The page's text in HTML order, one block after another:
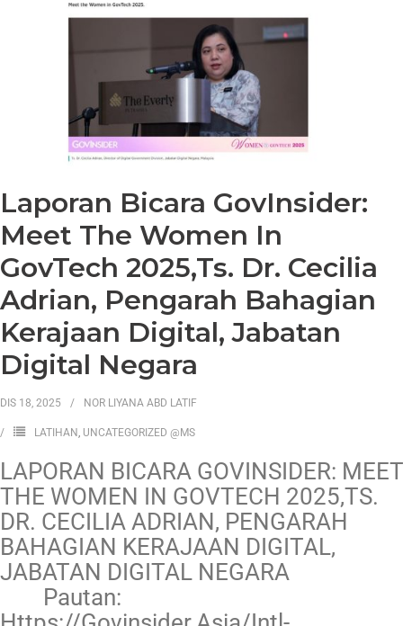
Laporan Bicara GovInsider:
Meet The Women In
GovTech 2025,Ts. Dr. Cecilia
Adrian, Pengarah Bahagian
Kerajaan Digital, Jabatan
Digital Negara
DIS 18, 2025 NOR LIYANA ABD LATIF
LATIHAN, UNCATEGORIZED @MS
LAPORAN BICARA GOVINSIDER: MEET
THE WOMEN IN GOVTECH 2025,TS.
DR. CECILIA ADRIAN, PENGARAH
BAHAGIAN KERAJAAN DIGITAL,
JABATAN DIGITAL NEGARA
Pautan: